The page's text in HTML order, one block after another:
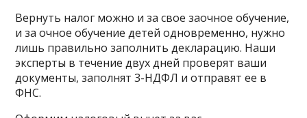
Вернуть налог можно и за свое заочное обучение,
и за очное обучение детей одновременно, нужно
лишь правильно заполнить декларацию. Наши
эксперты в течение двух дней проверят ваши
документы, заполнят 3-НДФЛ и отправят ее в
ФНС.